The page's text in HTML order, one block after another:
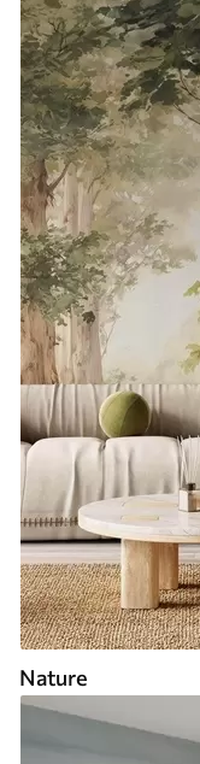
Nature